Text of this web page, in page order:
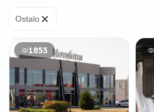
Ostalo×
1853